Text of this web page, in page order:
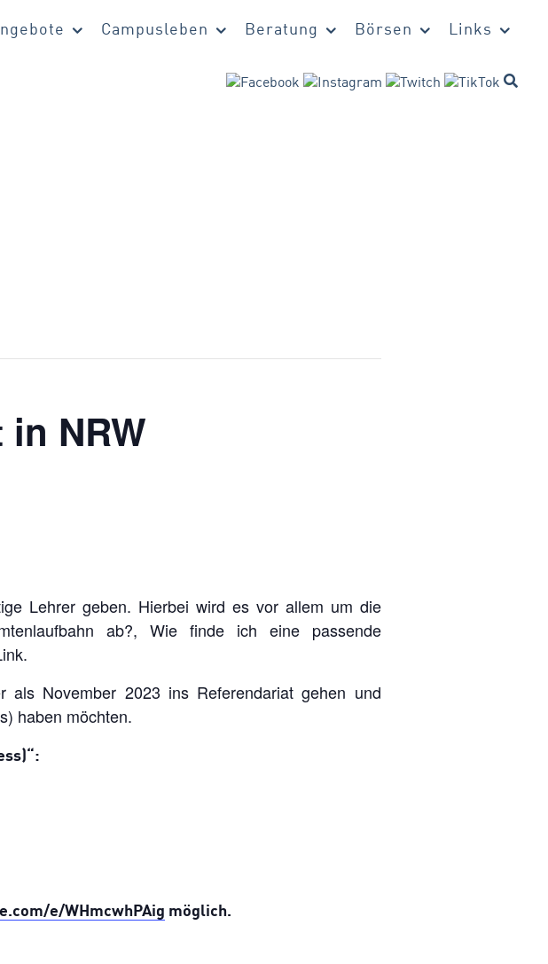
Campusleben Beratung Börsen Links
NRW
Lehrer geben. Hierbei wird es vor allem um die
ab?, Wie finde ich eine passende
November 2023 ins Referendariat gehen und
haben möchten.
e/WHmcwhPAig möglich.